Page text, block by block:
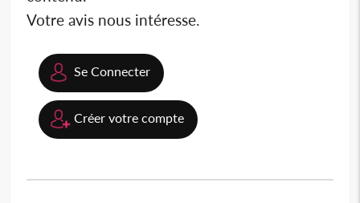
Votre avis nous intéresse.
Se Connecter
Créer votre compte